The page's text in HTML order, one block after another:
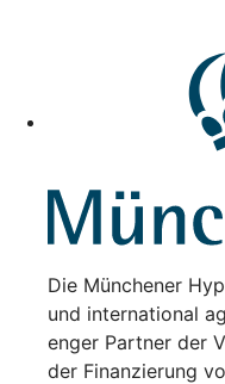
Die Münchener
und international
enger Partner der
der Finanzierung